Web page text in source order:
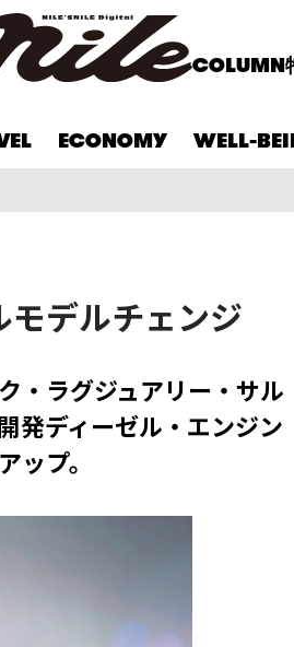
COLUMN
ECONOMY WELL-
デルチェンジ
・ラグジュアリー・サル
発ディーゼル・エンジン
ップ。